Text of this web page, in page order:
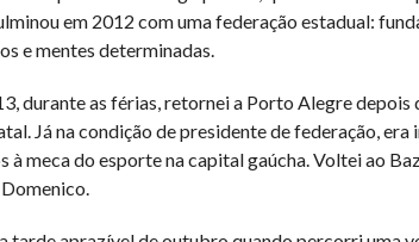
em 2012 com uma federação estadual:
e mentes determinadas.
durante as férias, retornei a Porto Alegre
Já na condição de presidente de federação, era
à meca do esporte na capital gaúcha. Voltei ao